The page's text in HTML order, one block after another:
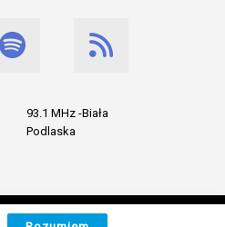
93.1 MHz -Biała
Podlaska